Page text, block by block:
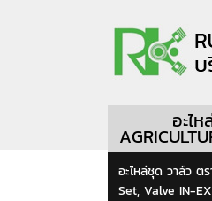
อะไ
อะไหล่ชุด วาล์ว
Set, Valve IN-EX